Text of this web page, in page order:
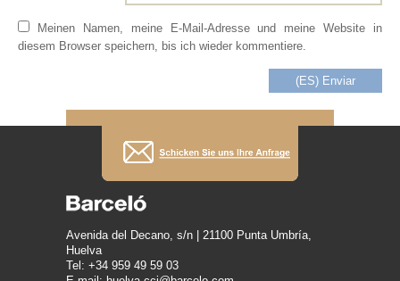
Meinen Namen, meine E-Mail-Adresse und meine Website in
diesem Browser speichern, bis ich wieder kommentiere.
Avenida del Decano, s/n | 21100 Punta Umbría,
Huelva
Tel: +34 959 49 59 03